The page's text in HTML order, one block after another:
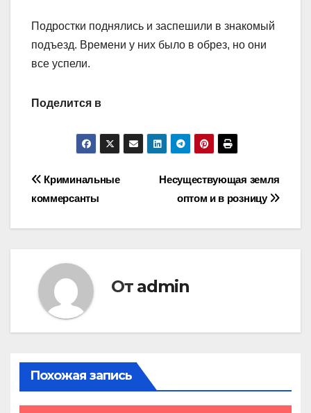
Подростки поднялись и заспешили в знакомый
подъезд. Времени у них было в обрез, но они
все успели.
Поделится в
Навигация
Несуществующая земля
оптом и в розницу
Криминальные
коммерсанты
От admin
Похожая запись